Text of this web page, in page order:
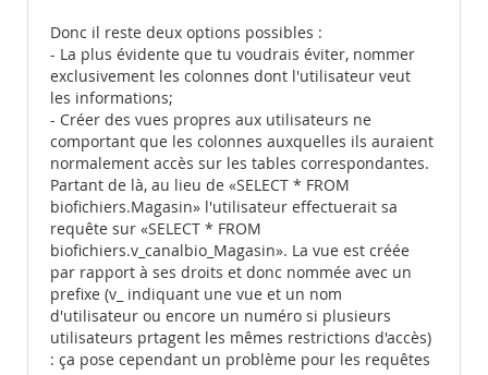
Donc il reste deux options possibles :
- La plus évidente que tu voudrais éviter, nommer
exclusivement les colonnes dont l'utilisateur veut
les informations;
- Créer des vues propres aux utilisateurs ne
comportant que les colonnes auxquelles ils auraient
normalement accès sur les tables correspondantes.
Partant de là, au lieu de «SELECT * FROM
biofichiers.Magasin» l'utilisateur effectuerait sa
requête sur «SELECT * FROM
biofichiers.v_canalbio_Magasin». La vue est créée
par rapport à ses droits et donc nommée avec un
prefixe (v_ indiquant une vue et un nom
d'utilisateur ou encore un numéro si plusieurs
utilisateurs prtagent les mêmes restrictions d'accès)
: ça pose cependant un problème pour les requêtes